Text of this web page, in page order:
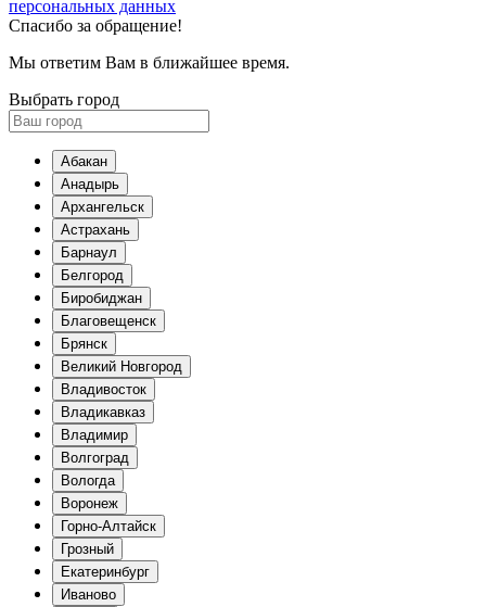
персональных данных
Спасибо за обращение!
Мы ответим Вам в ближайшее время.
Выбрать город
Абакан
Анадырь
Архангельск
Астрахань
Барнаул
Белгород
Биробиджан
Благовещенск
Брянск
Великий Новгород
Владивосток
Владикавказ
Владимир
Волгоград
Вологда
Воронеж
Горно-Алтайск
Грозный
Екатеринбург
Иваново